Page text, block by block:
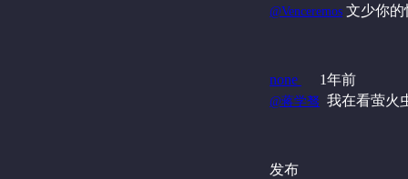
@Venceremos 文少你
none 1年前
@蒋学驽 我在看萤火
发布